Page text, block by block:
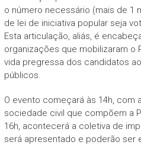
o número necessário (mais de 1
de lei de iniciativa popular seja
Esta articulação, aliás, é
organizações que mobilizaram o
vida pregressa dos candidatos
públicos.
O evento começará às 14h, com
sociedade civil que compõem a
16h, acontecerá a coletiva de
será apresentado e poderão ser